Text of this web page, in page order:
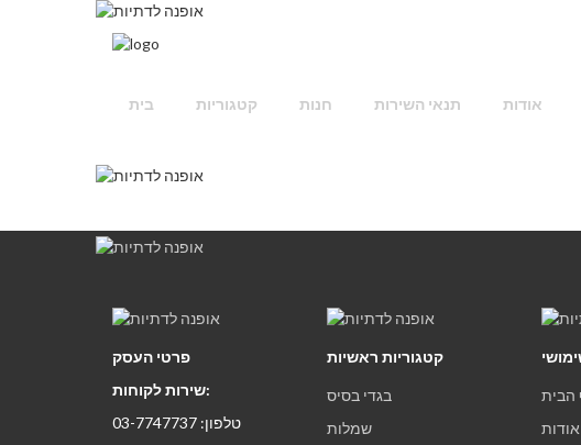
בית קטגוריות חנות תנאי השירות אודות
פרטי העסק
שירות לקוחות:
טלפון: 03-7747737
קטגוריות ראשיות
בגדי בסיס
שמלות
הבית
אודות